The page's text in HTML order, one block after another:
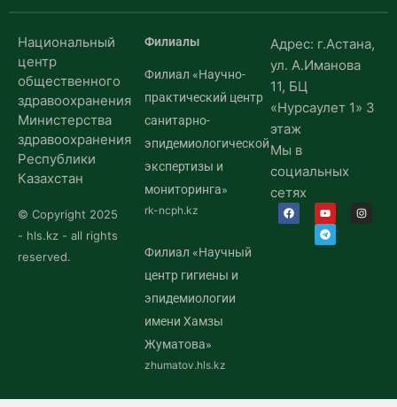
Национальный
центр
общественного
здравоохранения
Министерства
здравоохранения
Республики
Казахстан
© Copyright 2025
- hls.kz - all rights
reserved.
Филиалы
Филиал «Научно-
практический центр
санитарно-
эпидемиологической
экспертизы и
мониторинга»
rk-ncph.kz
Филиал «Научный
центр гигиены и
эпидемиологии
имени Хамзы
Жуматова»
zhumatov.hls.kz
Адрес: г.Астана,
ул. А.Иманова
11, БЦ
«Нурсаулет 1» 3
этаж
Мы в
социальных
сетях